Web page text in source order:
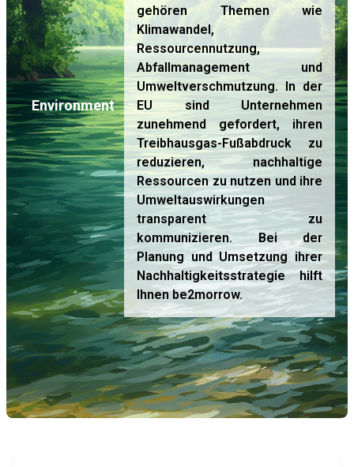
Environment
gehören Themen wie
Klimawandel,
Ressourcennutzung,
Abfallmanagement und
Umweltverschmutzung. In der
EU sind Unternehmen
zunehmend gefordert, ihren
Treibhausgas-Fußabdruck zu
reduzieren, nachhaltige
Ressourcen zu nutzen und ihre
Umweltauswirkungen
transparent zu
kommunizieren. Bei der
Planung und Umsetzung ihrer
Nachhaltigkeitsstrategie hilft
Ihnen be2morrow.